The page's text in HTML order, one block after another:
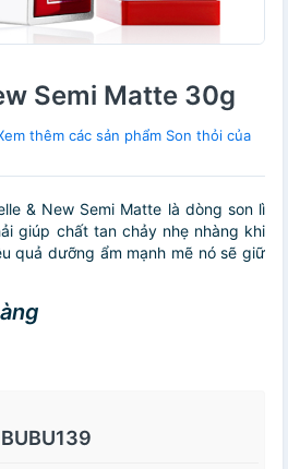
Semi Matte 30g
thêm các sản phẩm Son thỏi của
& New Semi Matte là dòng son lì
giúp chất tan chảy nhẹ nhàng khi
quả dưỡng ẩm mạnh mẽ nó sẽ giữ
BUBU139